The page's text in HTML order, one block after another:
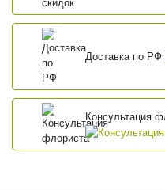
Доставка по РФ
Консультация